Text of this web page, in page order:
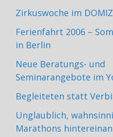
Zirkuswoche im
Ferienfahrt 2006 –
in Berlin
Neue Beratungs- und
Seminarangebote im
Begleiteten statt
Unglaublich,
Marathons